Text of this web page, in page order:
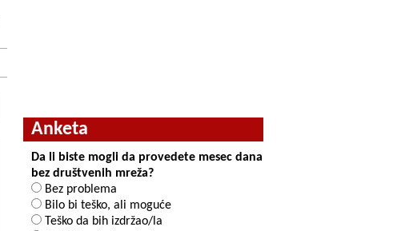
Anketa
Da li biste mogli da provedete mesec dana
bez društvenih mreža?
Bez problema
Bilo bi teško, ali moguće
Teško da bih izdržao/la